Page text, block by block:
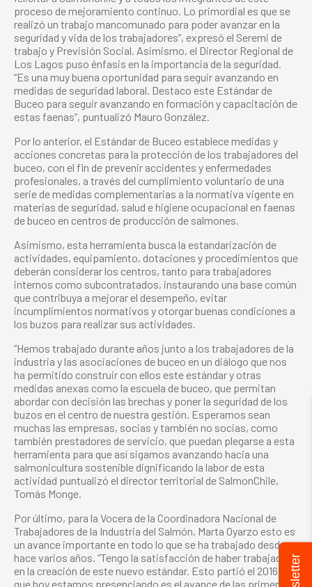
proceso de mejoramiento continuo. Lo primordial es que se
realizó un trabajo mancomunado para poder avanzar en la
seguridad y vida de los trabajadores”, expresó el Seremi de
trabajo y Previsión Social. Asimismo, el Director Regional de
Los Lagos puso énfasis en la importancia de la seguridad.
“Es una muy buena oportunidad para seguir avanzando en
medidas de seguridad laboral. Destaco este Estándar de
Buceo para seguir avanzando en formación y capacitación de
estas faenas”, puntualizó Mauro González.
Por lo anterior, el Estándar de Buceo establece medidas y
acciones concretas para la protección de los trabajadores del
buceo, con el fin de prevenir accidentes y enfermedades
profesionales, a través del cumplimiento voluntario de una
serie de medidas complementarias a la normativa vigente en
materias de seguridad, salud e higiene ocupacional en faenas
de buceo en centros de producción de salmones.
Asimismo, esta herramienta busca la estandarización de
actividades, equipamiento, dotaciones y procedimientos que
deberán considerar los centros, tanto para trabajadores
internos como subcontratados, instaurando una base común
que contribuya a mejorar el desempeño, evitar
incumplimientos normativos y otorgar buenas condiciones a
los buzos para realizar sus actividades.
“Hemos trabajado durante años junto a los trabajadores de la
industria y las asociaciones de buceo en un diálogo que nos
ha permitido construir con ellos este estándar y otras
medidas anexas como la escuela de buceo, que permitan
abordar con decisión las brechas y poner la seguridad de los
buzos en el centro de nuestra gestión. Esperamos sean
muchas las empresas, socias y también no socias, como
también prestadores de servicio, que puedan plegarse a esta
herramienta para que así sigamos avanzando hacia una
salmonicultura sostenible dignificando la labor de esta
actividad puntualizó el director territorial de SalmonChile,
Tomás Monge.
Por último, para la Vocera de la Coordinadora Nacional de
Trabajadores de la Industria del Salmón, Marta Oyarzo esto es
un avance importante en todo lo que se ha trabajado desde
hace varios años. “Tengo la satisfacción de haber trabajado
en la creación de este nuevo estándar. Esto partió el 2016 y lo
que hoy estamos presenciando es el avance de las primeras